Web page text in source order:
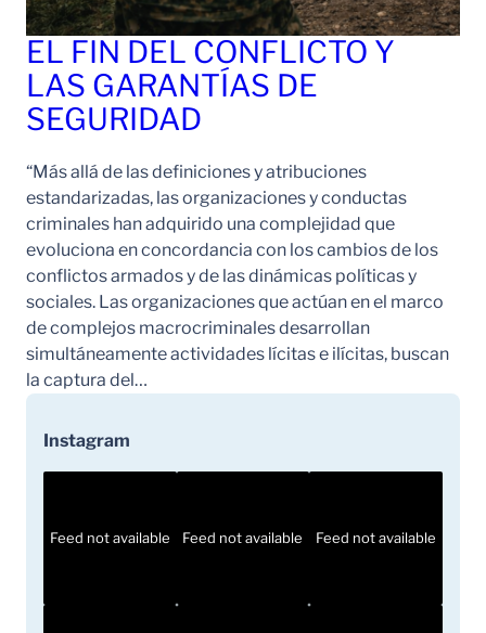
EL FIN DEL CONFLICTO Y
LAS GARANTÍAS DE
SEGURIDAD
“Más allá de las definiciones y atribuciones
estandarizadas, las organizaciones y conductas
criminales han adquirido una complejidad que
evoluciona en concordancia con los cambios de los
conflictos armados y de las dinámicas políticas y
sociales. Las organizaciones que actúan en el marco
de complejos macrocriminales desarrollan
simultáneamente actividades lícitas e ilícitas, buscan
la captura del…
Instagram
Feed not available Feed not available Feed not available